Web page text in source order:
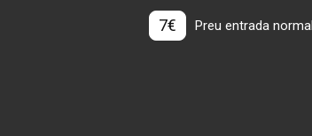
7€ Preu entrada normal